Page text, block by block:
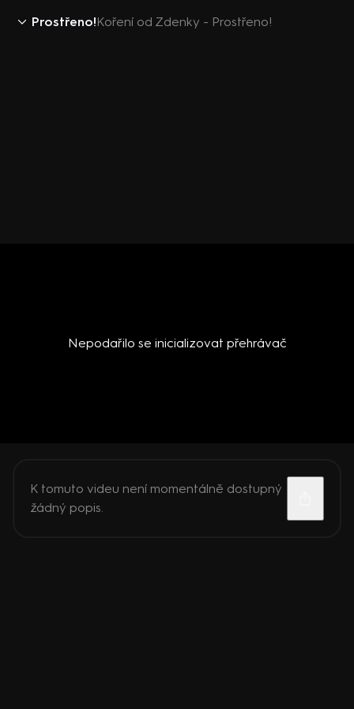
Prostřeno!Koření od Zdenky - Prostřeno!
Nepodařilo se inicializovat přehrávač
K tomuto videu není momentálně dostupný
žádný popis.